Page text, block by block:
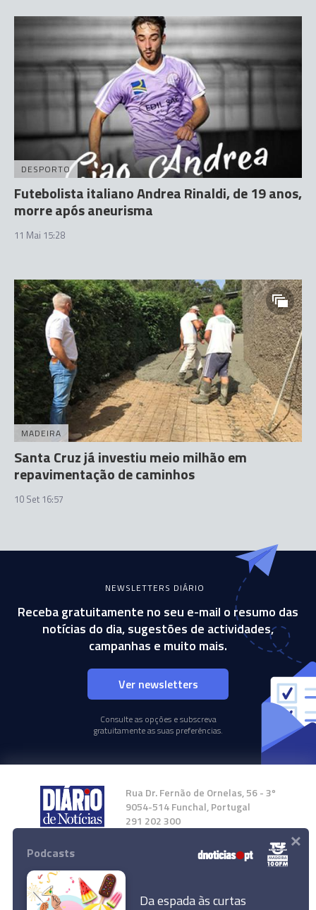
DESPORTO
Futebolista italiano Andrea Rinaldi, de 19 anos,
morre após aneurisma
11 Mai 15:28
MADEIRA
Santa Cruz já investiu meio milhão em
repavimentação de caminhos
10 Set 16:57
NEWSLETTERS DIÁRIO
Receba gratuitamente no seu e-mail o resumo das
notícias do dia, sugestões de actividades,
campanhas e muito mais.
Ver newsletters
Consulte as opções e subscreva
gratuitamente as suas preferências.
Rua Dr. Fernão de Ornelas, 56 - 3º
9054-514 Funchal, Portugal
291 202 300
Instale a nossa App
Podcasts
Da espada às curtas
×